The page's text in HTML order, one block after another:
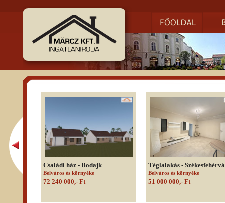
Családi ház - Bodajk
Belváros és környéke
72 240 000,- Ft
Téglalakás -
Belváros és környéke
51 000 000,- Ft